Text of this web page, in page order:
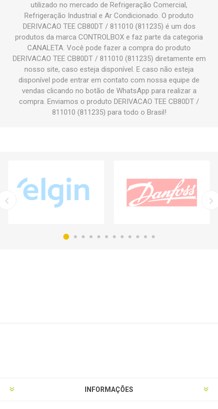
utilizado no mercado de Refrigeração Comercial,
Refrigeração Industrial e Ar Condicionado. O produto
DERIVACAO TEE CB80DT / 811010 (811235) é um dos
produtos da marca CONTROLBOX e faz parte da categoria
CANALETA. Você pode fazer a compra do produto
DERIVACAO TEE CB80DT / 811010 (811235) diretamente em
nosso site, caso esteja disponível. E caso não esteja
disponível pode entrar em contato com nossa equipe de
vendas clicando no botão de WhatsApp para realizar a
compra. Enviamos o produto DERIVACAO TEE CB80DT /
811010 (811235) para todo o Brasil!
INFORMAÇÕES